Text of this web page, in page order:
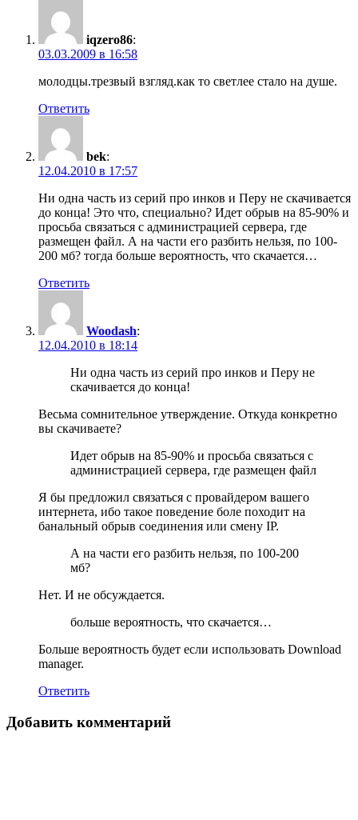
iqzero86:
03.03.2009 в 16:58
молодцы.трезвый взгляд.как то светлее стало на душе.
Ответить
bek:
12.04.2010 в 17:57
Ни одна часть из серий про инков и Перу не скачивается
до конца! Это что, специально? Идет обрыв на 85-90% и
просьба связаться с администрацией сервера, где
размещен файл. А на части его разбить нельзя, по 100-
200 мб? тогда больше вероятность, что скачается…
Ответить
Woodash:
12.04.2010 в 18:14
Ни одна часть из серий про инков и Перу не
скачивается до конца!
Весьма сомнительное утверждение. Откуда конкретно
вы скачиваете?
Идет обрыв на 85-90% и просьба связаться с
администрацией сервера, где размещен файл
Я бы предложил связаться с провайдером вашего
интернета, ибо такое поведение боле походит на
банальный обрыв соединения или смену IP.
А на части его разбить нельзя, по 100-200
мб?
Нет. И не обсуждается.
больше вероятность, что скачается…
Больше вероятность будет если использовать Download
manager.
Ответить
Добавить комментарий